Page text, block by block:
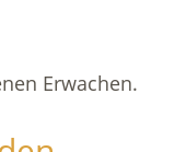
Erwachen.